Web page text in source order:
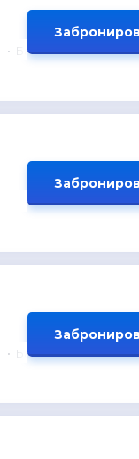
Балкон
Балкон